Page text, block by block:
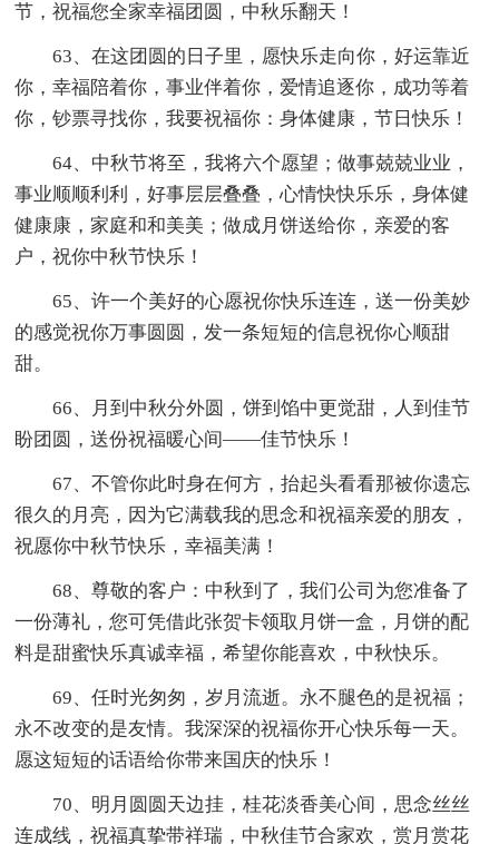
节，祝福您全家幸福团圆，中秋乐翻天！
63、在这团圆的日子里，愿快乐走向你，好运靠近
你，幸福陪着你，事业伴着你，爱情追逐你，成功等着
你，钞票寻找你，我要祝福你：身体健康，节日快乐！
64、中秋节将至，我将六个愿望；做事兢兢业业，
事业顺顺利利，好事层层叠叠，心情快快乐乐，身体健
健康康，家庭和和美美；做成月饼送给你，亲爱的客
户，祝你中秋节快乐！
65、许一个美好的心愿祝你快乐连连，送一份美妙
的感觉祝你万事圆圆，发一条短短的信息祝你心顺甜
甜。
66、月到中秋分外圆，饼到馅中更觉甜，人到佳节
盼团圆，送份祝福暖心间——佳节快乐！
67、不管你此时身在何方，抬起头看看那被你遗忘
很久的月亮，因为它满载我的思念和祝福亲爱的朋友，
祝愿你中秋节快乐，幸福美满！
68、尊敬的客户：中秋到了，我们公司为您准备了
一份薄礼，您可凭借此张贺卡领取月饼一盒，月饼的配
料是甜蜜快乐真诚幸福，希望你能喜欢，中秋快乐。
69、任时光匆匆，岁月流逝。永不腿色的是祝福；
永不改变的是友情。我深深的祝福你开心快乐每一天。
愿这短短的话语给你带来国庆的快乐！
70、明月圆圆天边挂，桂花淡香美心间，思念丝丝
连成线，祝福真挚带祥瑞，中秋佳节合家欢，赏月赏花